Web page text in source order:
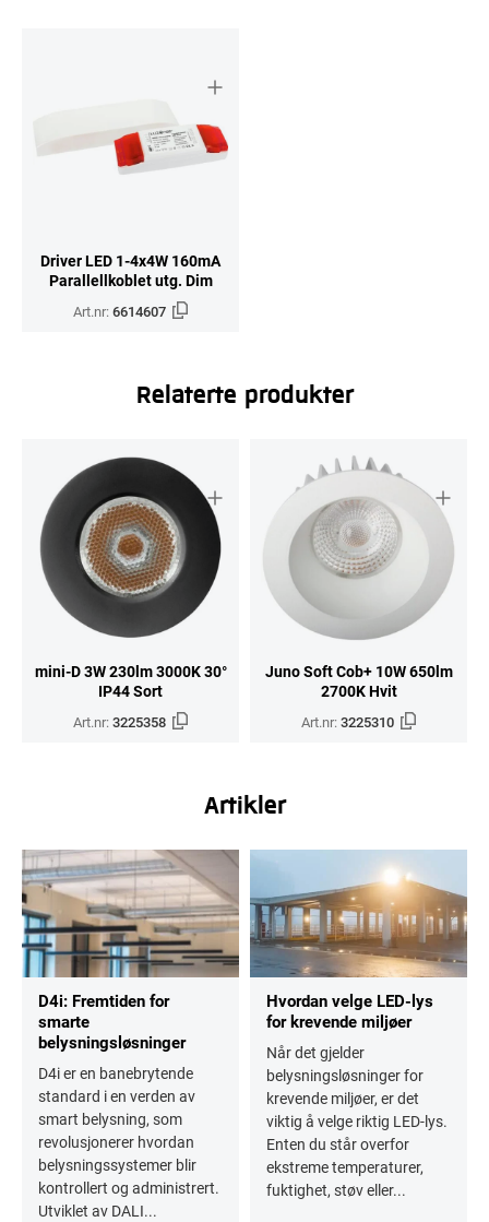
Driver LED 1-4x4W 160mA
Parallellkoblet utg. Dim
Art.nr:6614607
Relaterte produkter
mini-D 3W 230lm 3000K 30°
IP44 Sort
Art.nr:3225358
Juno Soft Cob+ 10W 650lm
2700K Hvit
Art.nr:3225310
Artikler
D4i: Fremtiden for
smarte
belysningsløsninger
D4i er en banebrytende
standard i en verden av
smart belysning, som
revolusjonerer hvordan
belysningssystemer blir
kontrollert og administrert.
Utviklet av DALI...
Hvordan velge LED-lys
for krevende miljøer
Når det gjelder
belysningsløsninger for
krevende miljøer, er det
viktig å velge riktig LED-lys.
Enten du står overfor
ekstreme temperaturer,
fuktighet, støv eller...